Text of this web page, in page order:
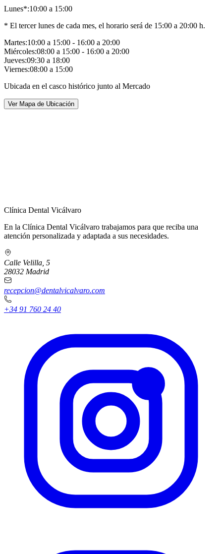
Lunes*:10:00 a 15:00
* El tercer lunes de cada mes, el horario será de 15:00 a 20:00 h.
Martes:10:00 a 15:00 - 16:00 a 20:00
Miércoles:08:00 a 15:00 - 16:00 a 20:00
Jueves:09:30 a 18:00
Viernes:08:00 a 15:00
Ubicada en el casco histórico junto al Mercado
Ver Mapa de Ubicación
Clínica Dental Vicálvaro
En la Clínica Dental Vicálvaro trabajamos para que reciba una
atención personalizada y adaptada a sus necesidades.
Calle Velilla, 5
28032 Madrid
recepcion@dentalvicalvaro.com
+34 91 760 24 40